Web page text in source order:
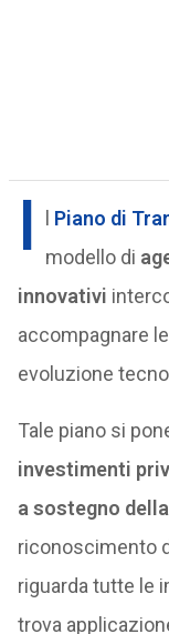
I Piano di
modello di
innovativi
accompagnare
evoluzione
Tale piano si
investimenti
a sostegno
riconoscimento
riguarda tutte le
trova